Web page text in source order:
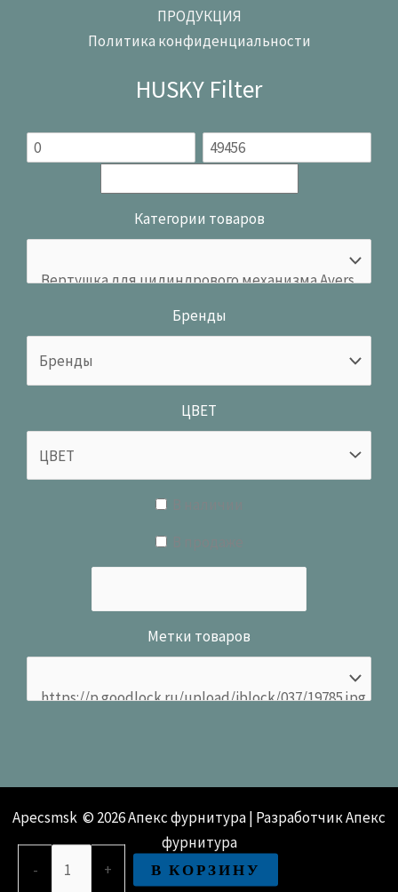
ПРОДУКЦИЯ
Политика конфиденциальности
HUSKY Filter
Категории товаров
Бренды
ЦВЕТ
Метки товаров
Apecsmsk © 2026 Апекс фурнитура | Разработчик Апекс
фурнитура
-
+ В КОРЗИНУ